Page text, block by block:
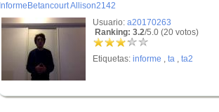
InformeBetancourt Allison2142
Usuario: a20170263
Ranking: 3.2/5.0 (20 votos)
Etiquetas: informe , ta , ta2